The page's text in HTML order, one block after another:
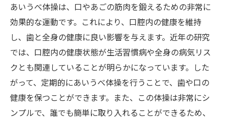
あいうべ体操は、口やあごの筋肉を鍛えるための非常に
効果的な運動です。これにより、口腔内の健康を維持
し、歯と全身の健康に良い影響を与えます。近年の研究
では、口腔内の健康状態が生活習慣病や全身の病気リス
クとも関連していることが明らかになっています。した
がって、定期的にあいうべ体操を行うことで、歯や口の
健康を保つことができます。また、この体操は非常にシ
ンプルで、誰でも簡単に取り入れることができるため、